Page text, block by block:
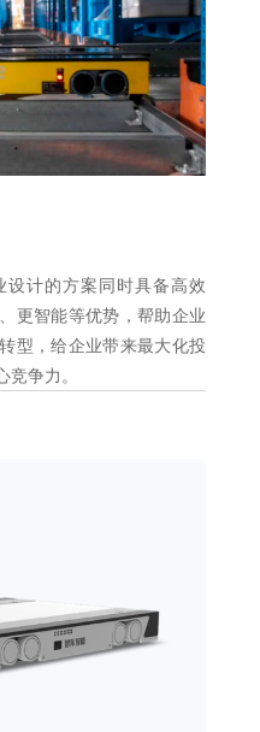
设计的方案同时具备高效
更智能等优势，帮助企业
型，给企业带来最大化投
争力。